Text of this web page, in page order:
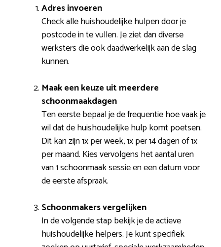
Adres invoeren
Check alle huishoudelijke hulpen door je
postcode in te vullen. Je ziet dan diverse
werksters die ook daadwerkelijk aan de slag
kunnen.
Maak een keuze uit meerdere
schoonmaakdagen
Ten eerste bepaal je de frequentie hoe vaak je
wil dat de huishoudelijke hulp komt poetsen.
Dit kan zijn 1x per week, 1x per 14 dagen of 1x
per maand. Kies vervolgens het aantal uren
van 1 schoonmaak sessie en een datum voor
de eerste afspraak.
Schoonmakers vergelijken
In de volgende stap bekijk je de actieve
huishoudelijke helpers. Je kunt specifiek